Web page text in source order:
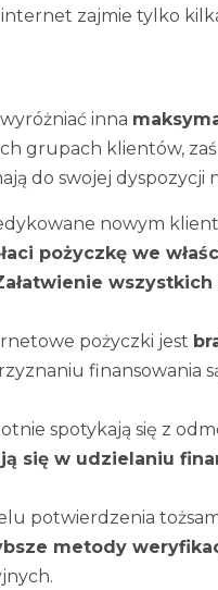
zajmie tylko
inna
grupach klientów,
do swojej dyspozycji
nowym
pożyczkę we
pożyczki jest
finansowania
spotykają się z
się w udzielaniu
potwierdzenia
metody